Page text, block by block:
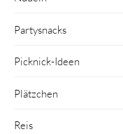
Partysnacks
Picknick-Ideen
Plätzchen
Reis